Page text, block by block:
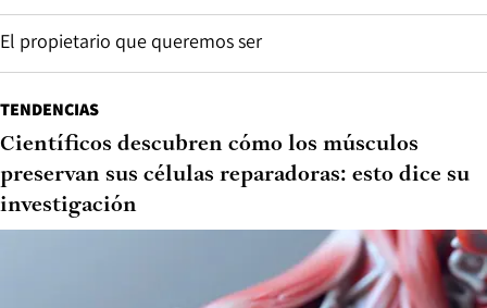
El propietario que queremos ser
TENDENCIAS
Científicos descubren cómo los músculos
preservan sus células reparadoras: esto dice su
investigación